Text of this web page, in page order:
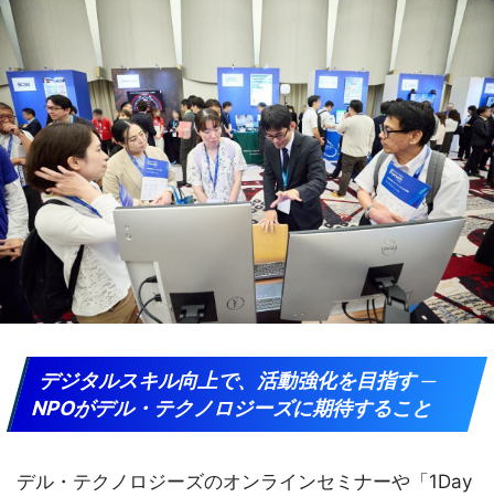
デジタルスキル向上で、活動強化を目指す ─
NPOがデル・テクノロジーズに期待すること
デル・テクノロジーズのオンラインセミナーや「1Day